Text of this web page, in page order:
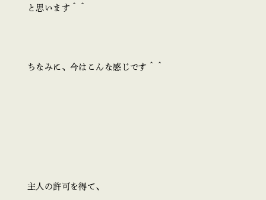
と思います＾＾
ちなみに、今はこんな感じです＾＾
主人の許可を得て、